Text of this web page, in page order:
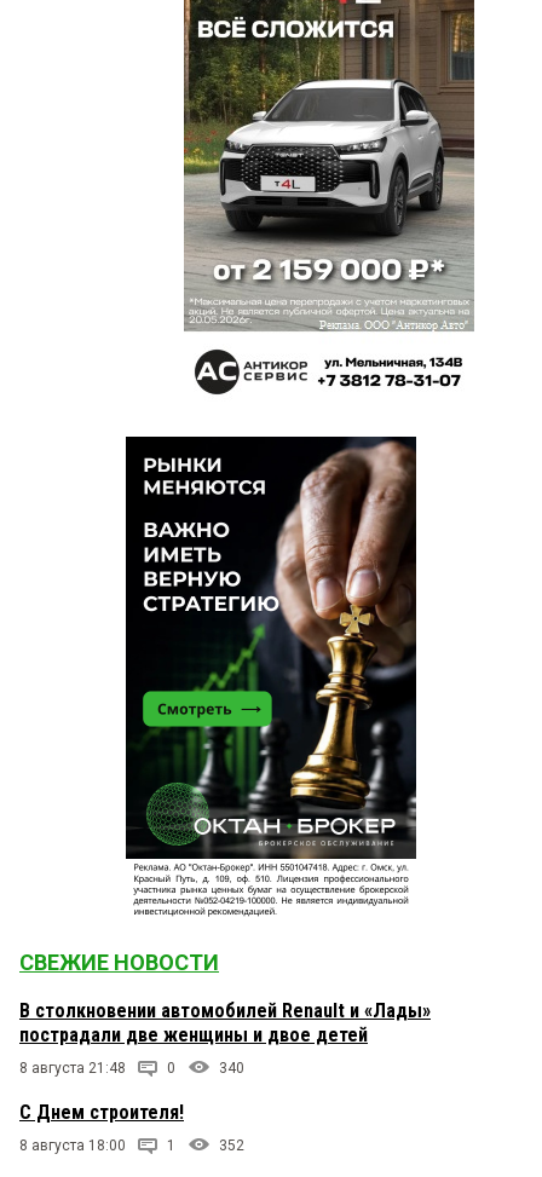
СВЕЖИЕ НОВОСТИ
В столкновении автомобилей Renault и «Лады»
пострадали две женщины и двое детей
8 августа 21:48 0 340
С Днем строителя!
8 августа 18:00 1 352